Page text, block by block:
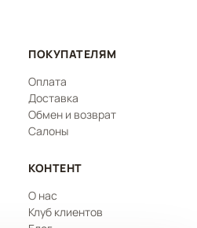
ПОКУПАТЕЛЯМ
Оплата
Доставка
Обмен и возврат
Салоны
КОНТЕНТ
О нас
Клуб клиентов